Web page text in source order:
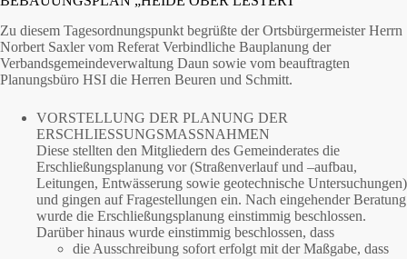
Zu diesem Tagesordnungspunkt begrüßte der Ortsbürgermeister Herrn
Norbert Saxler vom Referat Verbindliche Bauplanung der
Verbandsgemeindeverwaltung Daun sowie vom beauftragten
Planungsbüro HSI die Herren Beuren und Schmitt.
VORSTELLUNG DER PLANUNG DER
ERSCHLIESSUNGSMASSNAHMEN
Diese stellten den Mitgliedern des Gemeinderates die
Erschließungsplanung vor (Straßenverlauf und –aufbau,
Leitungen, Entwässerung sowie geotechnische Untersuchungen)
und gingen auf Fragestellungen ein. Nach eingehender Beratung
wurde die Erschließungsplanung einstimmig beschlossen.
Darüber hinaus wurde einstimmig beschlossen, dass
die Ausschreibung sofort erfolgt mit der Maßgabe, dass